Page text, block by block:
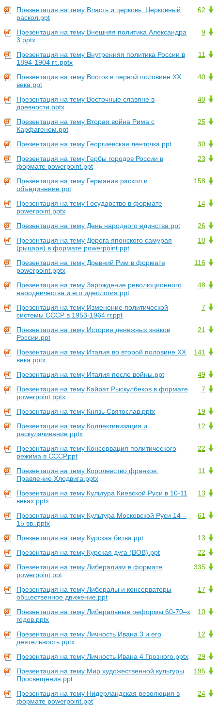
62
Презентация на тему Власть и церковь. Церковный
раскол.ppt
9
Презентация на тему Внешняя политика Александра
3.pptx
11
Презентация на тему Внутренняя политика России в
1894-1904 гг..pptx
40
Презентация на тему Восток в первой половине XX
века.ppt
40
Презентация на тему Восточные славяне в
древности.pptx
25
Презентация на тему Вторая война Рима с
Карфагеном.ppt
30
Презентация на тему Георгиевская ленточка.ppt
23
Презентация на тему Гербы городов России в
формате powerpoint.ppt
158
Презентация на тему Германия раскол и
объединение.ppt
14
Презентация на тему Государство в формате
powerpoint.pptx
26
Презентация на тему День народного единства.ppt
10
Презентация на тему Дорога японского самурая
(рыцаря) в формате powerpoint.ppt
116
Презентация на тему Древний Рим в формате
powerpoint.pptx
48
Презентация на тему Зарождение революционного
народничества и его идеология.ppt
7
Презентация на тему Изменение политической
системы СССР в 1953-1964 гг.ppt
21
Презентация на тему История денежных знаков
России.ppt
141
Презентация на тему Италия во второй половине ХХ
века.pptx
49
Презентация на тему Италия после войны.ppt
7
Презентация на тему Кайрат Рыскулбеков в формате
powerpoint.pptx
19
Презентация на тему Князь Святослав.pptx
12
Презентация на тему Коллективизация и
раскулачивание.pptx
22
Презентация на тему Консервация политического
режима в СССР.ppt
11
Презентация на тему Королевство франков.
Правление Хлодвига.pptx
13
Презентация на тему Культура Киевской Руси в 10-11
веках.pptx
61
Презентация на тему Культура Московской Руси 14 –
15 вв..pptx
13
Презентация на тему Курская битва.ppt
22
Презентация на тему Курская дуга (ВОВ).ppt
335
Презентация на тему Либерализм в формате
powerpoint.ppt
17
Презентация на тему Либералы и консерваторы
общественное движение.ppt
10
Презентация на тему Либеральные реформы 60-70–х
годов.pptx
12
Презентация на тему Личность Ивана 3 и его
деятельность.pptx
29
Презентация на тему Личность Ивана 4 Грозного.pptx
195
Презентация на тему Мир художественной культуры
Просвещения.ppt
24
Презентация на тему Нидерландская революция в
формате powerpoint.ppt